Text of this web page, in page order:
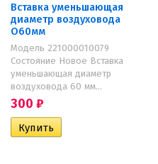
Вставка уменьшающая
диаметр воздуховода
O60мм
Модель 221000010079
Состояние Новое Вставка
уменьшающая диаметр
воздуховода 60 мм...
300 ₽